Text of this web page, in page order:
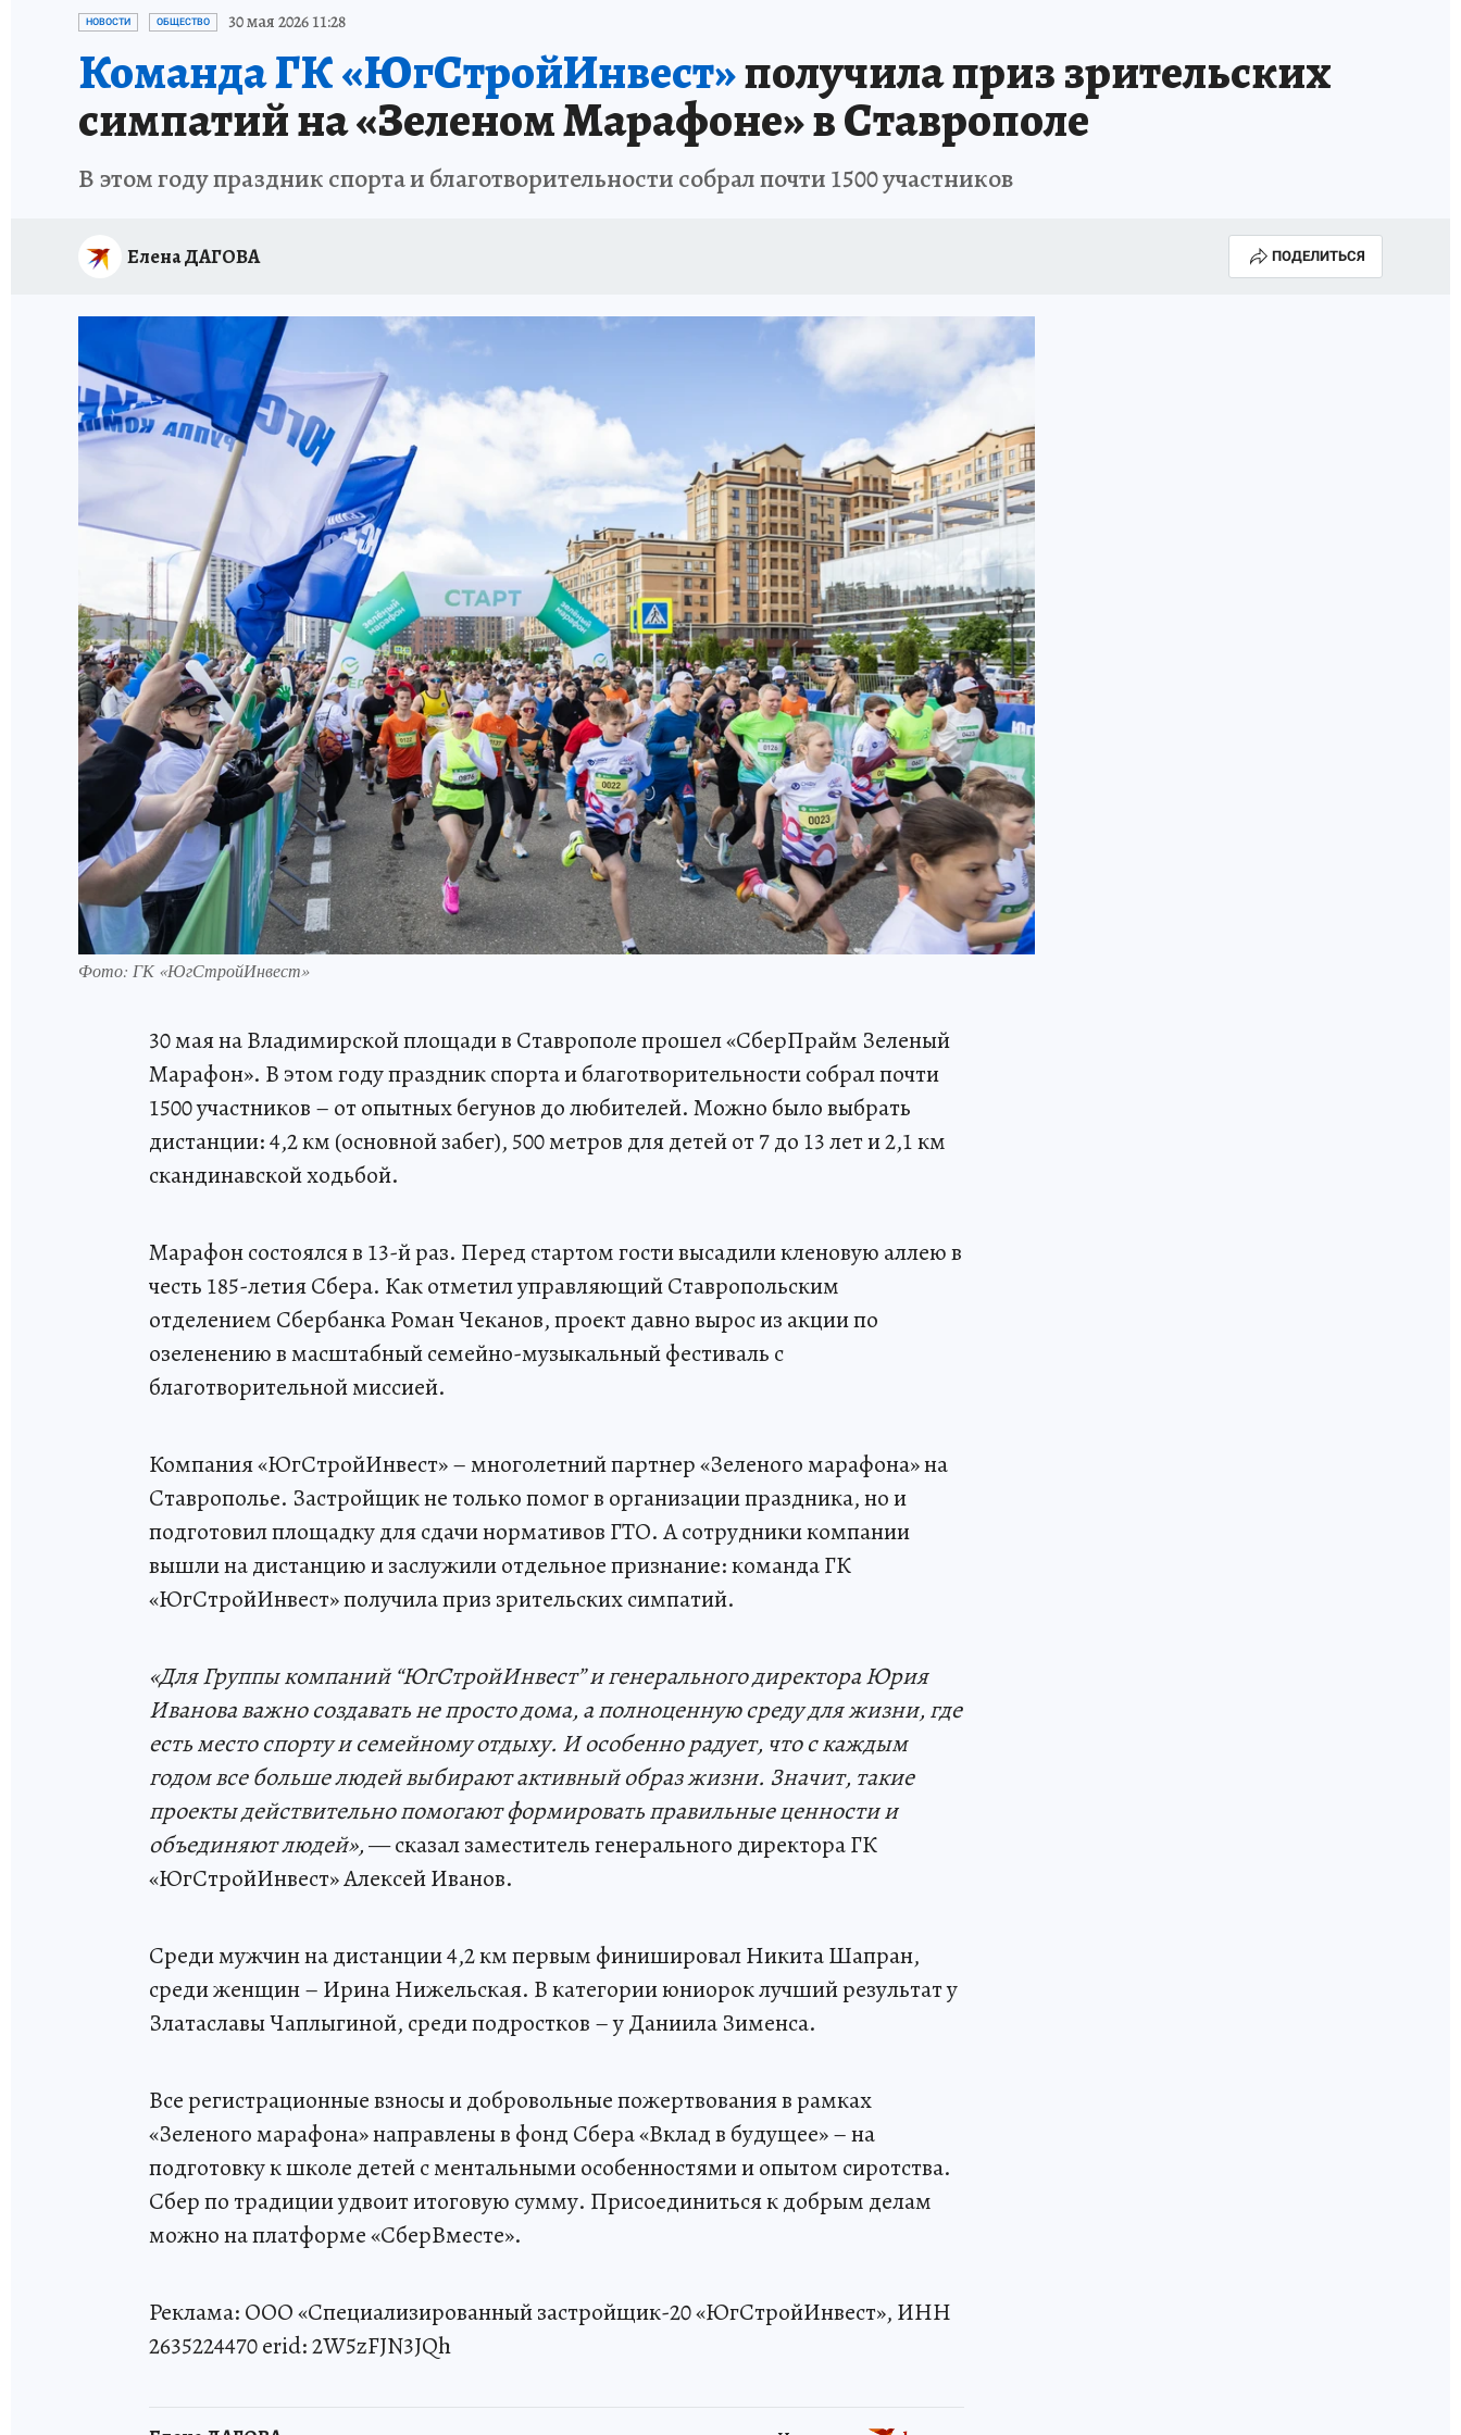
ЗАПОВЕДНАЯ РОССИЯ
НОВОСТИ ОБЩЕСТВО 30 мая 2026 11:28
Команда ГК «ЮгСтройИнвест»получила приз зрительских
симпатий на «Зеленом Марафоне» в Ставрополе
В этом году праздник спорта и благотворительности собрал почти 1500 участников
Елена ДАГОВА ПОДЕЛИТЬСЯ
Фото: ГК «ЮгСтройИнвест»
30 мая на Владимирской площади в Ставрополе прошел «СберПрайм Зеленый
Марафон». В этом году праздник спорта и благотворительности собрал почти
1500 участников – от опытных бегунов до любителей. Можно было выбрать
дистанции: 4,2 км (основной забег), 500 метров для детей от 7 до 13 лет и 2,1 км
скандинавской ходьбой.
Марафон состоялся в 13-й раз. Перед стартом гости высадили кленовую аллею в
честь 185-летия Сбера. Как отметил управляющий Ставропольским
отделением Сбербанка Роман Чеканов, проект давно вырос из акции по
озеленению в масштабный семейно-музыкальный фестиваль с
благотворительной миссией.
Компания «ЮгСтройИнвест» – многолетний партнер «Зеленого марафона» на
Ставрополье. Застройщик не только помог в организации праздника, но и
подготовил площадку для сдачи нормативов ГТО. А сотрудники компании
вышли на дистанцию и заслужили отдельное признание: команда ГК
«ЮгСтройИнвест» получила приз зрительских симпатий.
«Для Группы компаний “ЮгСтройИнвест” и генерального директора Юрия
Иванова важно создавать не просто дома, а полноценную среду для жизни, где
есть место спорту и семейному отдыху. И особенно радует, что с каждым
годом все больше людей выбирают активный образ жизни. Значит, такие
проекты действительно помогают формировать правильные ценности и
объединяют людей»,— сказал заместитель генерального директора ГК
«ЮгСтройИнвест» Алексей Иванов.
Среди мужчин на дистанции 4,2 км первым финишировал Никита Шапран,
среди женщин – Ирина Нижельская. В категории юниорок лучший результат у
Златаславы Чаплыгиной, среди подростков – у Даниила Зименса.
Все регистрационные взносы и добровольные пожертвования в рамках
«Зеленого марафона» направлены в фонд Сбера «Вклад в будущее» – на
подготовку к школе детей с ментальными особенностями и опытом сиротства.
Сбер по традиции удвоит итоговую сумму. Присоединиться к добрым делам
можно на платформе «СберВместе».
Реклама: ООО «Специализированный застройщик-20 «ЮгСтройИнвест», ИНН
2635224470 erid: 2W5zFJN3JQh